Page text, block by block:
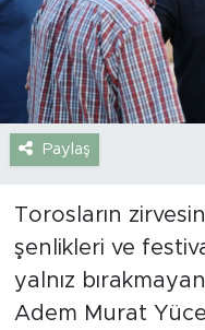
Paylaş
Torosların
şenlikleri ve
yalnız
Adem Murat
Spor
Turizm
Türkiye
Yerel